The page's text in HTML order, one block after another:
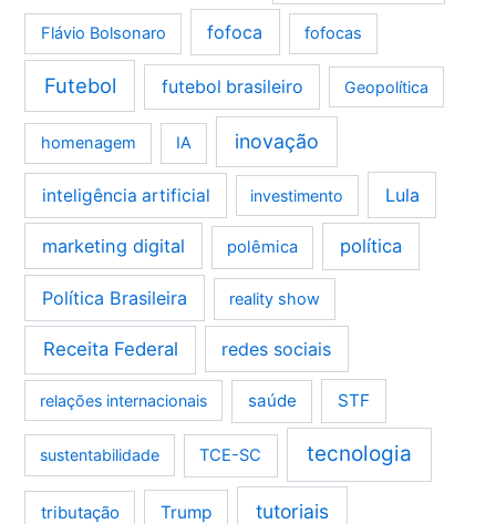
Flávio Bolsonaro fofoca fofocas
Futebol futebol brasileiro Geopolítica
homenagem IA inovação
inteligência artificial investimento Lula
marketing digital polêmica política
Política Brasileira reality show
Receita Federal redes sociais
relações internacionais saúde STF
sustentabilidade TCE-SC tecnologia
tributação Trump tutoriais